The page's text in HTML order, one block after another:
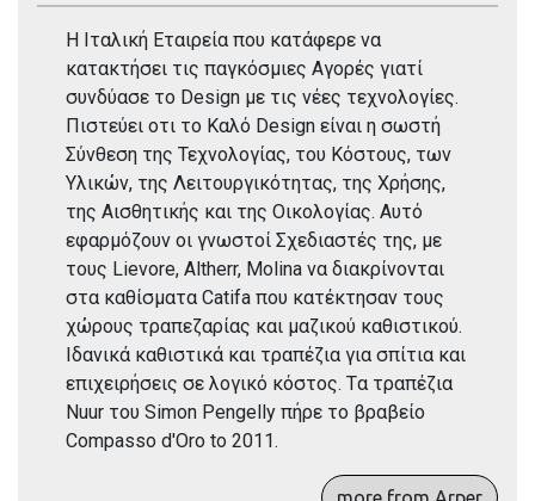
Η Ιταλική Εταιρεία που κατάφερε να
κατακτήσει τις παγκόσμιες Αγορές γιατί
συνδύασε το Design με τις νέες τεχνολογίες.
Πιστεύει οτι το Καλό Design είναι η σωστή
Σύνθεση της Τεχνολογίας, του Κόστους, των
Υλικών, της Λειτουργικότητας, της Χρήσης,
της Αισθητικής και της Οικολογίας. Αυτό
εφαρμόζουν οι γνωστοί Σχεδιαστές της, με
τους Lievore, Altherr, Molina να διακρίνονται
στα καθίσματα Catifa που κατέκτησαν τους
χώρους τραπεζαρίας και μαζικού καθιστικού.
Ιδανικά καθιστικά και τραπέζια για σπίτια και
επιχειρήσεις σε λογικό κόστος. Tα τραπέζια
Nuur του Simon Pengelly πήρε το βραβείο
Compasso d'Oro to 2011.